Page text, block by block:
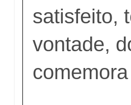
satisfeito,
vontade,